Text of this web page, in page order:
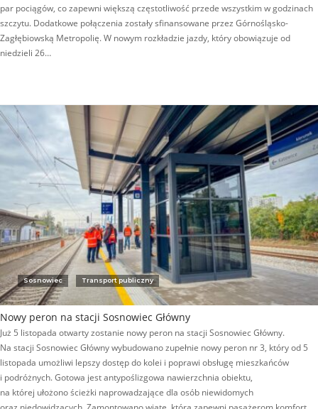
par pociągów, co zapewni większą częstotliwość przede wszystkim w godzinach
szczytu. Dodatkowe połączenia zostały sfinansowane przez Górnośląsko-
Zagłębiowską Metropolię. W nowym rozkładzie jazdy, który obowiązuje od
niedzieli 26…
Sosnowiec Transport publiczny
Nowy peron na stacji Sosnowiec Główny
Już 5 listopada otwarty zostanie nowy peron na stacji Sosnowiec Główny.
Na stacji Sosnowiec Główny wybudowano zupełnie nowy peron nr 3, który od 5
listopada umożliwi lepszy dostęp do kolei i poprawi obsługę mieszkańców
i podróżnych. Gotowa jest antypoślizgowa nawierzchnia obiektu,
na której ułożono ścieżki naprowadzające dla osób niewidomych